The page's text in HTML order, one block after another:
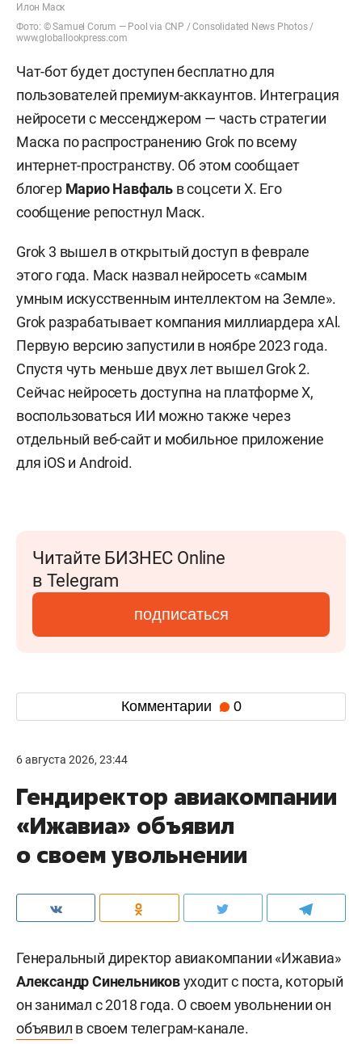
Илон Маск
Фото: © Samuel Corum — Pool via CNP / Consolidated News Photos /
www.globallookpress.com
Чат-бот будет доступен бесплатно для
пользователей премиум-аккаунтов. Интеграция
нейросети с мессенджером — часть стратегии
Маска по распространению Grok по всему
интернет-пространству. Об этом сообщает
блогерМарио Навфаль в соцсети X. Его
сообщение репостнул Маск.
Grok 3 вышел в открытый доступ в феврале
этого года. Маск назвал нейросеть «самым
умным искусственным интеллектом на Земле».
Grok разрабатывает компания миллиардера xAl.
Первую версию запустили в ноябре 2023 года.
Спустя чуть меньше двух лет вышел Grok 2.
Сейчас нейросеть доступна на платформе X,
воспользоваться ИИ можно также через
отдельный веб-сайт и мобильное приложение
для iOS и Android.
Читайте БИЗНЕС Online
в Telegram
подписаться
Комментарии 0
6 августа 2026, 23:44
Гендиректор авиакомпании
«Ижавиа» объявил
о своем увольнении
Генеральный директор авиакомпании «Ижавиа»
Александр Синельниковуходит с поста, который
он занимал с 2018 года. О своем увольнении он
объявил в своем телеграм-канале.